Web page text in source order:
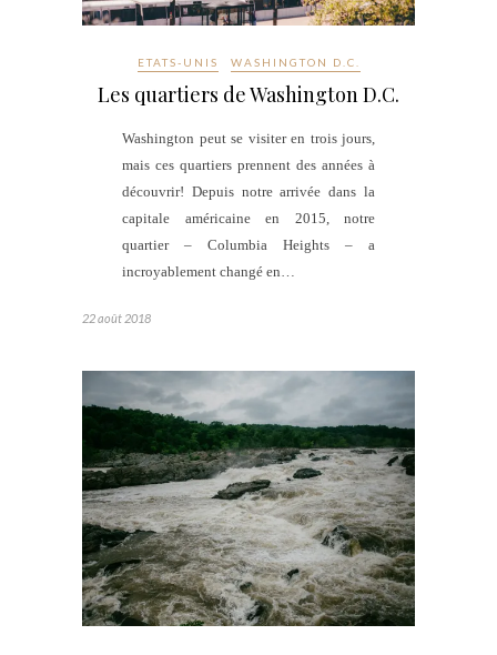
ETATS-UNIS WASHINGTON D.C.
Les quartiers de Washington D.C.
Washington peut se visiter en trois jours,
mais ces quartiers prennent des années à
découvrir! Depuis notre arrivée dans la
capitale américaine en 2015, notre
quartier – Columbia Heights – a
incroyablement changé en…
22 août 2018